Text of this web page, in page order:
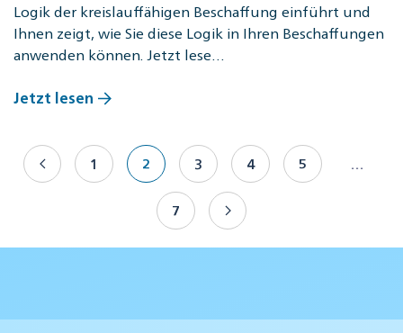
Logik der kreislauffähigen Beschaffung einführt und
Ihnen zeigt, wie Sie diese Logik in Ihren Beschaffungen
anwenden können. Jetzt lese…
Jetzt lesen
1 2 3 4 5 …
7